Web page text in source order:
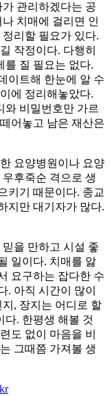
관리하겠다는 공
치매에 걸리면 인
리할 필요가 있다.
작정이다. 다행히
를 질 필요는 없다.
이트해 한눈에 알 수
에 정리해놓았다.
와 비밀번호만 가르
어놓고 남은 재산은
요양병원이나 요양
후죽순 격으로 생
키기 때문이다. 종교
지만 대기자가 많다.
을 만하고 시설 좋
일이다. 치매를 앓
요구하는 잡다한 수
. 아직 시간이 많이
, 장지는 어디로 할
다. 한평생 해볼 것
도 없이 마음을 비
그때쯤 가져볼 생